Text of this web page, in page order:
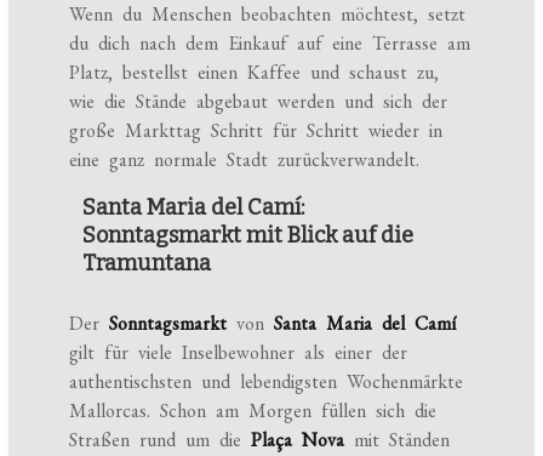
Wenn du Menschen beobachten möchtest, setzt
du dich nach dem Einkauf auf eine Terrasse am
Platz, bestellst einen Kaffee und schaust zu,
wie die Stände abgebaut werden und sich der
große Markttag Schritt für Schritt wieder in
eine ganz normale Stadt zurückverwandelt.
Santa Maria del Camí:
Sonntagsmarkt mit Blick auf die
Tramuntana
DerSonntagsmarkt vonSanta Maria del Camí
gilt für viele Inselbewohner als einer der
authentischsten und lebendigsten Wochenmärkte
Mallorcas. Schon am Morgen füllen sich die
Straßen rund um diePlaça Novamit Ständen